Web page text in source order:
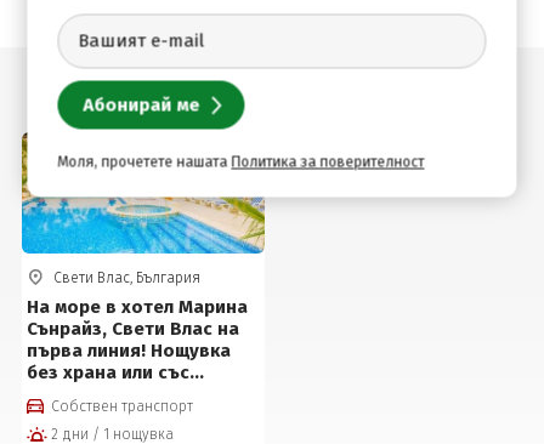
Подобни оферти
Свети Влас, България
На море в хотел Марина
Сънрайз, Свети Влас на
първа линия! Нощувка
без храна или със
закуска, външен басейн
на цени от 45 € на човек
Собствен транспорт
2 дни / 1 нощувка
Моля, прочетете нашата Политика за поверителност